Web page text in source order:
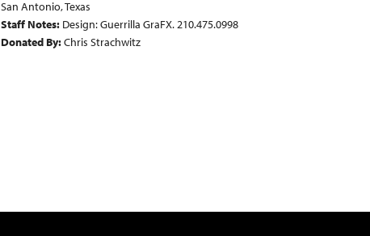
San Antonio, Texas
Staff Notes: Design: Guerrilla GraFX. 210.475.0998
Donated By:Chris Strachwitz